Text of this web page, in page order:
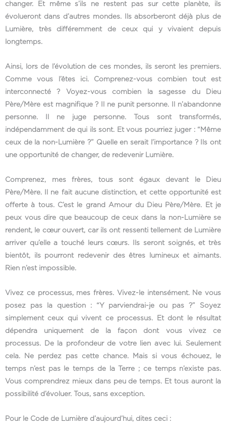
changer. Et même s’ils ne restent pas sur cette planète, ils
évolueront dans d’autres mondes. Ils absorberont déjà plus de
Lumière, très différemment de ceux qui y vivaient depuis
longtemps.
Ainsi, lors de l’évolution de ces mondes, ils seront les premiers.
Comme vous l’êtes ici. Comprenez-vous combien tout est
interconnecté ? Voyez-vous combien la sagesse du Dieu
Père/Mère est magnifique ? Il ne punit personne. Il n’abandonne
personne. Il ne juge personne. Tous sont transformés,
indépendamment de qui ils sont. Et vous pourriez juger : “Même
ceux de la non-Lumière ?” Quelle en serait l’importance ? Ils ont
une opportunité de changer, de redevenir Lumière.
Comprenez, mes frères, tous sont égaux devant le Dieu
Père/Mère. Il ne fait aucune distinction, et cette opportunité est
offerte à tous. C’est le grand Amour du Dieu Père/Mère. Et je
peux vous dire que beaucoup de ceux dans la non-Lumière se
rendent, le cœur ouvert, car ils ont ressenti tellement de Lumière
arriver qu’elle a touché leurs cœurs. Ils seront soignés, et très
bientôt, ils pourront redevenir des êtres lumineux et aimants.
Rien n’est impossible.
Vivez ce processus, mes frères. Vivez-le intensément. Ne vous
posez pas la question : “Y parviendrai-je ou pas ?” Soyez
simplement ceux qui vivent ce processus. Et dont le résultat
dépendra uniquement de la façon dont vous vivez ce
processus. De la profondeur de votre lien avec lui. Seulement
cela. Ne perdez pas cette chance. Mais si vous échouez, le
temps n’est pas le temps de la Terre ; ce temps n’existe pas.
Vous comprendrez mieux dans peu de temps. Et tous auront la
possibilité d’évoluer. Tous, sans exception.
Pour le Code de Lumière d’aujourd’hui, dites ceci :